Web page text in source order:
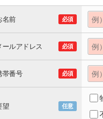
名前 必須
ールアドレス 必須
帯番号 必須
望 任意